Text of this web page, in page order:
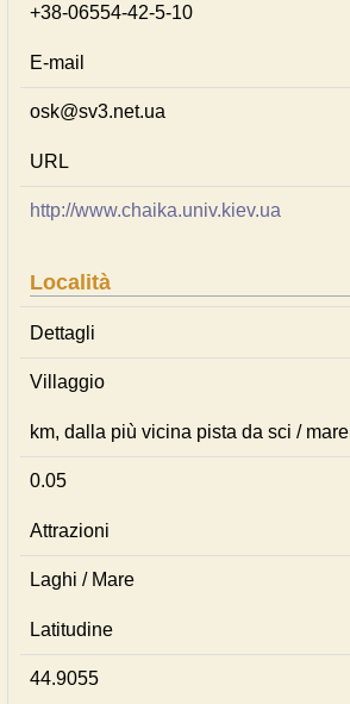
+38-06554-42-5-10
E-mail
osk@sv3.net.ua
URL
http://www.chaika.univ.kiev.ua
Località
Dettagli
Villaggio
km, dalla più vicina pista da sci / mare
0.05
Attrazioni
Laghi / Mare
Latitudine
44.9055